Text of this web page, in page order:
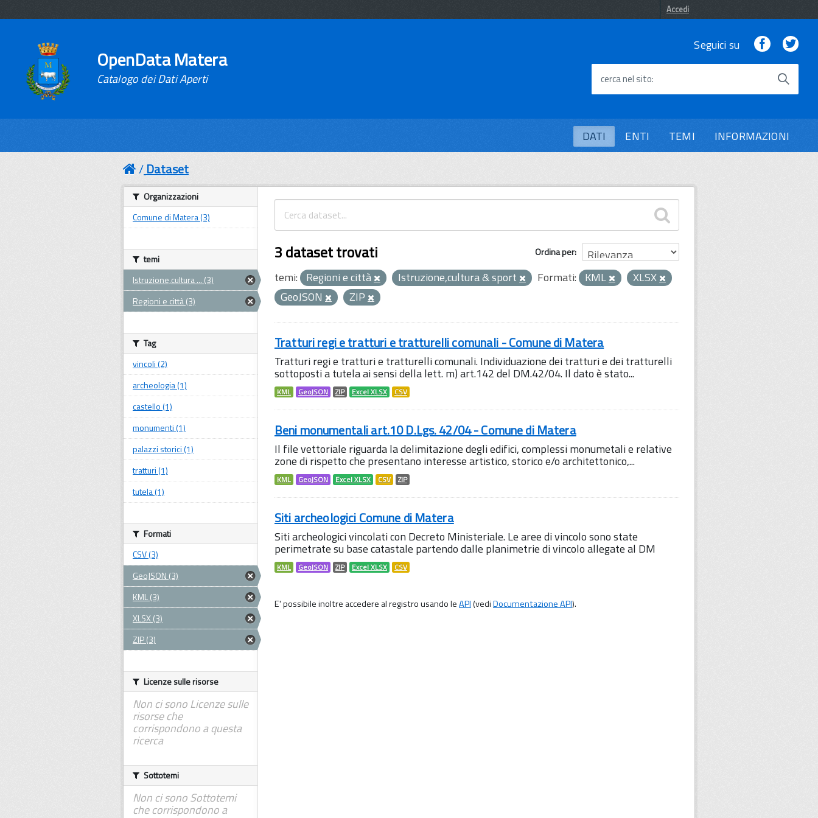
Accedi
OpenData Matera
Catalogo dei Dati Aperti
Seguici su Facebook
cerca nel sito
DATI ENTI TEMI INFORMAZIONI
Dataset
Ordina per
3 dataset trovati
temi: Regioni e città Istruzione,cultura & sport Formati: KML
XLSX
GeoJSON
ZIP
Tratturi regi e tratturi e tratturelli comunali - Comune di Matera
Tratturi regi e tratturi e tratturelli comunali. Individuazione dei tratturi e dei tratturelli
sottoposti a tutela ai sensi della lett. m) art.142 del DM.42/04. Il dato è stato...
KML GeoJSON ZIP Excel XLSX CSV
Beni monumentali art.10 D.Lgs. 42/04 - Comune di Matera
Il file vettoriale riguarda la delimitazione degli edifici, complessi monumetali e relative
zone di rispetto che presentano interesse artistico, storico e/o architettonico,...
KML GeoJSON Excel XLSX CSV ZIP
Siti archeologici Comune di Matera
Siti archeologici vincolati con Decreto Ministeriale. Le aree di vincolo sono state
perimetrate su base catastale partendo dalle planimetrie di vincolo allegate al DM
KML GeoJSON ZIP Excel XLSX CSV
E' possibile inoltre accedere al registro usando leAPI(vediDocumentazione API).
Organizzazioni
Comune di Matera (3)
temi
Istruzione,cultura ... (3)
Regioni e città (3)
Tag
vincoli (2)
archeologia (1)
castello (1)
monumenti (1)
palazzi storici (1)
tratturi (1)
tutela (1)
Formati
CSV (3)
GeoJSON (3)
KML (3)
XLSX (3)
ZIP (3)
Licenze sulle risorse
Non ci sono Licenze sulle
risorse che
corrispondono a questa
ricerca
Sottotemi
Non ci sono Sottotemi
che corrispondono a